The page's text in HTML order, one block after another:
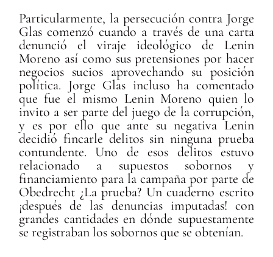
Particularmente, la persecución contra Jorge
Glas comenzó cuando a través de una carta
denunció el viraje ideológico de Lenin
Moreno así como sus pretensiones por hacer
negocios sucios aprovechando su posición
política. Jorge Glas incluso ha comentado
que fue el mismo Lenin Moreno quien lo
invito a ser parte del juego de la corrupción,
y es por ello que ante su negativa Lenin
decidió fincarle delitos sin ninguna prueba
contundente. Uno de esos delitos estuvo
relacionado a supuestos sobornos y
financiamiento para la campaña por parte de
Obedrecht ¿La prueba? Un cuaderno escrito
¡después de las denuncias imputadas! con
grandes cantidades en dónde supuestamente
se registraban los sobornos que se obtenían.